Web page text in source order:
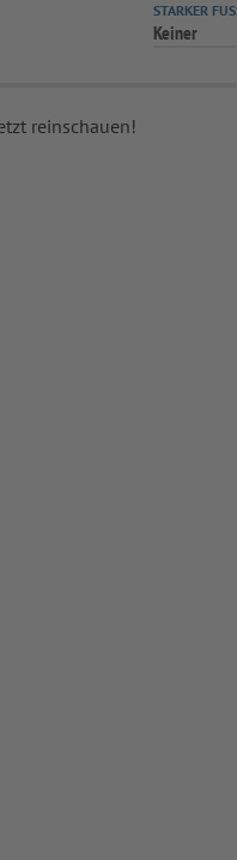
STARKER FUSS
Keiner
reinschauen!